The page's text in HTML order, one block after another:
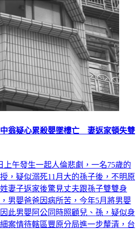
翁疑心累殺嬰墜樓亡 妻返家頓失雙
上午發生一起人倫悲劇，一名75歲的
，疑似溺死11月大的孫子後，不明原
妻子返家後驚見丈夫跟孫子雙雙身
男嬰爸爸因病所苦，今年5月將男嬰
此男嬰阿公同時照顧兒、孫，疑似身
案情待轄區豐原分局進一步釐清，台